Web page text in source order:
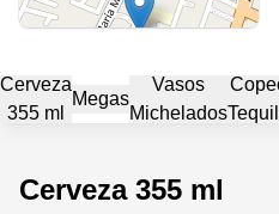
Cerveza
355 ml
Megas
Vasos
Michelados
Cerveza 355 ml